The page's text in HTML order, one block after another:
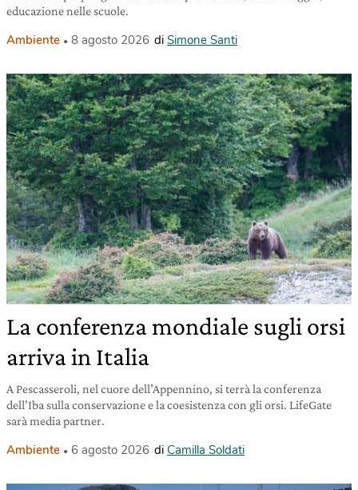
educazione nelle scuole.
Ambiente 8 agosto 2026 di Simone Santi
La conferenza mondiale sugli orsi
arriva in Italia
A Pescasseroli, nel cuore dell’Appennino, si terrà la conferenza
dell’Iba sulla conservazione e la coesistenza con gli orsi. LifeGate
sarà media partner.
Ambiente 6 agosto 2026 di Camilla Soldati